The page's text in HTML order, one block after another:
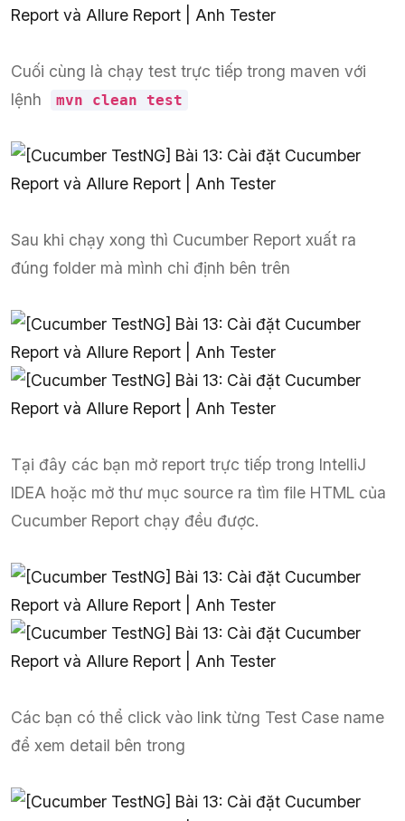
Cuối cùng là chạy test trực tiếp trong maven với
lệnh
mvn clean test
Sau khi chạy xong thì Cucumber Report xuất ra
đúng folder mà mình chỉ định bên trên
Tại đây các bạn mở report trực tiếp trong IntelliJ
IDEA hoặc mở thư mục source ra tìm file HTML của
Cucumber Report chạy đều được.
Các bạn có thể click vào link từng Test Case name
để xem detail bên trong